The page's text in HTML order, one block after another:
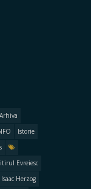
Arhiva
Istorie
Evreiesc
Isaac Herzog